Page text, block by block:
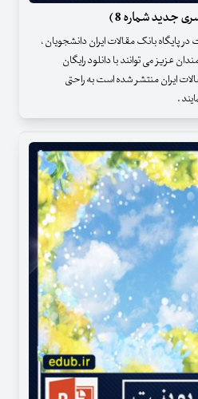
جدید شماره 8 )
در پایگاه بانک مقالات ایران دانشجویان ،
عزیز می توانند با دانلود رایگان
ایران منتشر شده است به راحتی
.